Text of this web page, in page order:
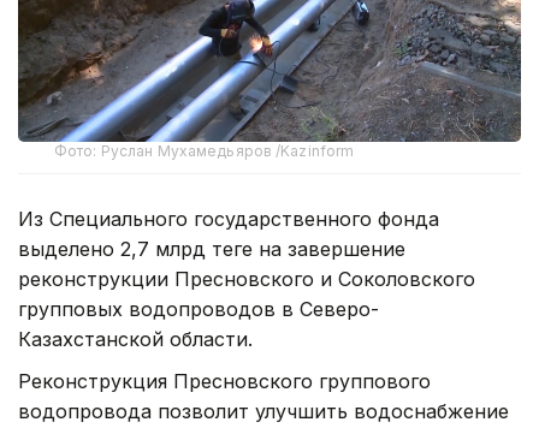
Фото: Руслан Мухамедьяров /Kazinform
Из Специального государственного фонда
выделено 2,7 млрд теңге на завершение
реконструкции Пресновского и Соколовского
групповых водопроводов в Северо-
Казахстанской области.
Реконструкция Пресновского группового
водопровода позволит улучшить водоснабжение